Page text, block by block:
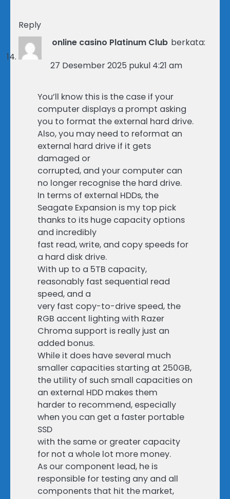
Reply
online casino Platinum Club berkata:
27 Desember 2025 pukul 4:21 am
You’ll know this is the case if your
computer displays a prompt asking
you to format the external hard drive.
Also, you may need to reformat an
external hard drive if it gets
damaged or
corrupted, and your computer can
no longer recognise the hard drive.
In terms of external HDDs, the
Seagate Expansion is my top pick
thanks to its huge capacity options
and incredibly
fast read, write, and copy speeds for
a hard disk drive.
With up to a 5TB capacity,
reasonably fast sequential read
speed, and a
very fast copy-to-drive speed, the
RGB accent lighting with Razer
Chroma support is really just an
added bonus.
While it does have several much
smaller capacities starting at 250GB,
the utility of such small capacities on
an external HDD makes them
harder to recommend, especially
when you can get a faster portable
SSD
with the same or greater capacity
for not a whole lot more money.
As our component lead, he is
responsible for testing any and all
components that hit the market,